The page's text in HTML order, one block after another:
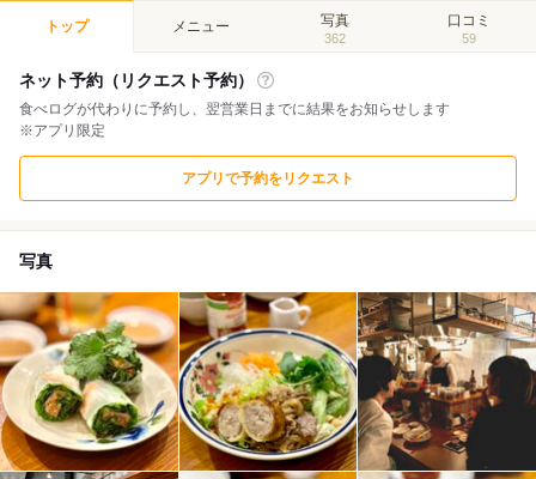
トップ メニュー 写真
362
口コミ
59
ネット予約（リクエスト予約）
食べログが代わりに予約し、翌営業日までに結果をお知らせします
※アプリ限定
アプリで予約をリクエスト
写真